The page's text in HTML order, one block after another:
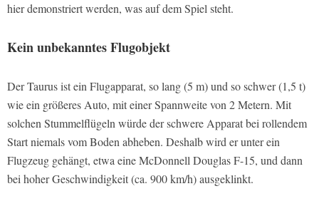
hier demonstriert werden, was auf dem Spiel steht.
Kein unbekanntes Flugobjekt
Der Taurus ist ein Flugapparat, so lang (5 m) und so schwer (1,5 t)
wie ein größeres Auto, mit einer Spannweite von 2 Metern. Mit
solchen Stummelflügeln würde der schwere Apparat bei rollendem
Start niemals vom Boden abheben. Deshalb wird er unter ein
Flugzeug gehängt, etwa eine McDonnell Douglas F-15, und dann
bei hoher Geschwindigkeit (ca. 900 km/h) ausgeklinkt.